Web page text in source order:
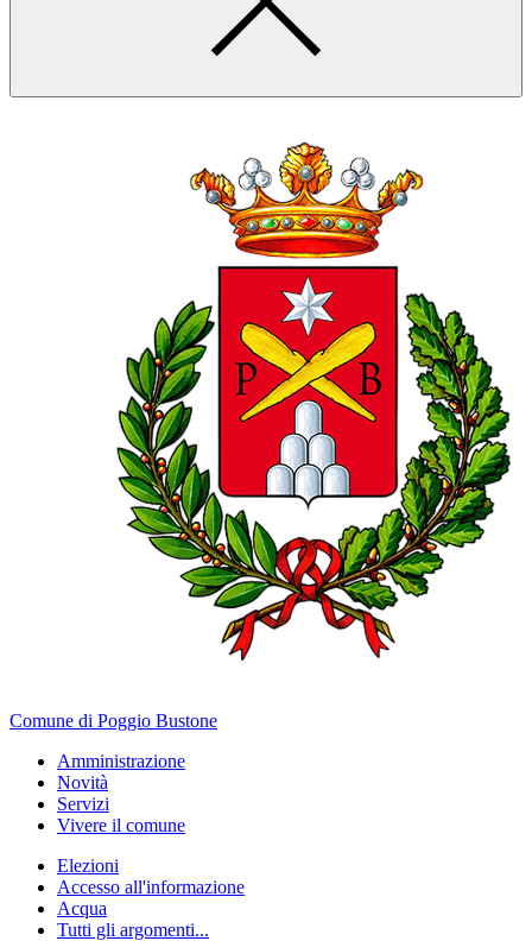
Comune di Poggio Bustone
Amministrazione
Novità
Servizi
Vivere il comune
Elezioni
Accesso all'informazione
Acqua
Tutti gli argomenti...